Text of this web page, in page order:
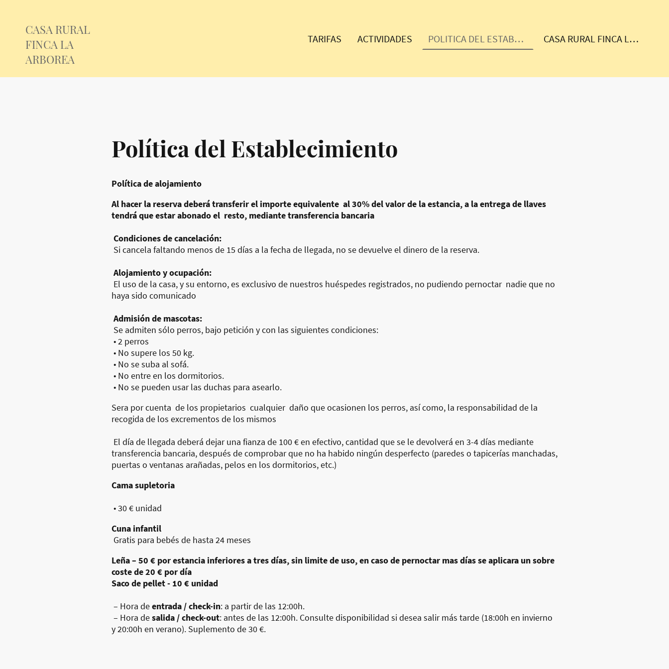
CASA RURAL
FINCA LA
ARBOREA
TARIFAS ACTIVIDADES POLITICA DEL ESTABLECIMIENTO CASA RURAL FINCA LA ARBOREA - Escapada Perfecta
Política del Establecimiento
Política de alojamiento
Al hacer la reserva deberá transferir el importe equivalente al 30% del valor de la estancia, a la entrega de llaves
tendrá que estar abonado el resto, mediante transferencia bancaria
Condiciones de cancelación:
Si cancela faltando menos de 15 días a la fecha de llegada, no se devuelve el dinero de la reserva.
Alojamiento y ocupación:
El uso de la casa, y su entorno, es exclusivo de nuestros huéspedes registrados, no pudiendo pernoctar nadie que no
haya sido comunicado
Admisión de mascotas:
Se admiten sólo perros, bajo petición y con las siguientes condiciones:
• 2 perros
• No supere los 50 kg.
• No se suba al sofá.
• No entre en los dormitorios.
• No se pueden usar las duchas para asearlo.
Sera por cuenta de los propietarios cualquier daño que ocasionen los perros, así como, la responsabilidad de la
recogida de los excrementos de los mismos
El día de llegada deberá dejar una fianza de 100 € en efectivo, cantidad que se le devolverá en 3-4 días mediante
transferencia bancaria, después de comprobar que no ha habido ningún desperfecto (paredes o tapicerías manchadas,
puertas o ventanas arañadas, pelos en los dormitorios, etc.)
Cama supletoria
• 30 € unidad
Cuna infantil
Gratis para bebés de hasta 24 meses
Leña – 50 € por estancia inferiores a tres días, sin limite de uso, en caso de pernoctar mas días se aplicara un sobre
coste de 20 € por día
Saco de pellet - 10 € unidad
– Hora deentrada / check-in: a partir de las 12:00h.
– Hora desalida / check-out: antes de las 12:00h. Consulte disponibilidad si desea salir más tarde (18:00h en invierno
y 20:00h en verano). Suplemento de 30 €.